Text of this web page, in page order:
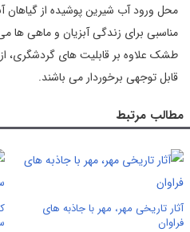
محل ورود آب شیرین پوشیده از گیاهان
مناسبی برای زندگی آبزیان و ماهی ها
طشک علاوه بر قابلیت های گردشگری،
قابل توجهی برخوردار می باشند.
مطالب مرتبط
آثار تاریخی مهر، مهر با جاذبه های
فراوان